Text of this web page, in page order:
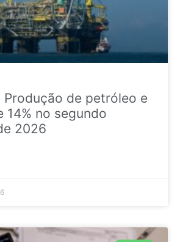
Produção de petróleo e
14% no segundo
2026